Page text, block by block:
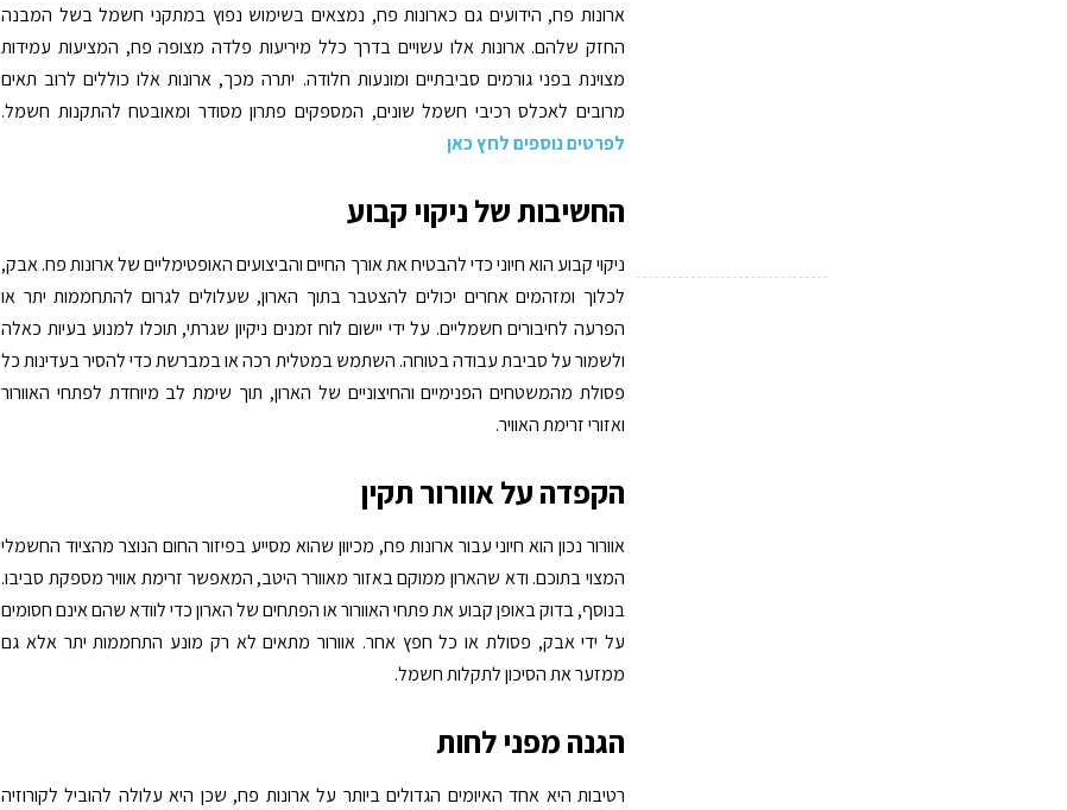
ארונות פח, הידועים גם כארונות פח, נמצאים בשימוש נפוץ במתקני חשמל בשל המבנה
החזק שלהם. ארונות אלו עשויים בדרך כלל מיריעות פלדה מצופה פח, המציעות עמידות
מצוינת בפני גורמים סביבתיים ומונעות חלודה. יתרה מכך, ארונות אלו כוללים לרוב תאים
מרובים לאכלס רכיבי חשמל שונים, המספקים פתרון מסודר ומאובטח להתקנות חשמל.
לפרטים נוספים לחץ כאן
החשיבות של ניקוי קבוע
ניקוי קבוע הוא חיוני כדי להבטיח את אורך החיים והביצועים האופטימליים של ארונות פח. אבק,
לכלוך ומזהמים אחרים יכולים להצטבר בתוך הארון, שעלולים לגרום להתחממות יתר או
הפרעה לחיבורים חשמליים. על ידי יישום לוח זמנים ניקיון שגרתי, תוכלו למנוע בעיות כאלה
ולשמור על סביבת עבודה בטוחה. השתמש במטלית רכה או במברשת כדי להסיר בעדינות כל
פסולת מהמשטחים הפנימיים והחיצוניים של הארון, תוך שימת לב מיוחדת לפתחי האוורור
ואזורי זרימת האוויר.
הקפדה על אוורור תקין
אוורור נכון הוא חיוני עבור ארונות פח, מכיוון שהוא מסייע בפיזור החום הנוצר מהציוד החשמלי
המצוי בתוכם. ודא שהארון ממוקם באזור מאוורר היטב, המאפשר זרימת אוויר מספקת סביבו.
בנוסף, בדוק באופן קבוע את פתחי האוורור או הפתחים של הארון כדי לוודא שהם אינם חסומים
על ידי אבק, פסולת או כל חפץ אחר. אוורור מתאים לא רק מונע התחממות יתר אלא גם
ממזער את הסיכון לתקלות חשמל.
הגנה מפני לחות
רטיבות היא אחד האיומים הגדולים ביותר על ארונות פח, שכן היא עלולה להוביל לקורוזיה